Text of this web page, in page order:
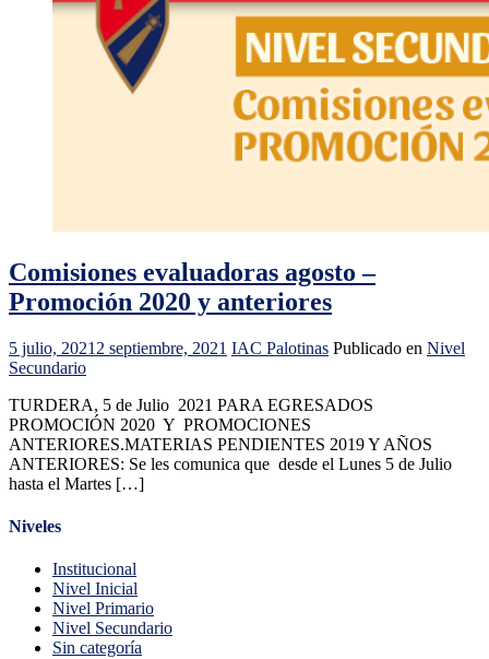
Comisiones evaluadoras agosto –
Promoción 2020 y anteriores
5 julio, 2021 2 septiembre, 2021 IAC Palotinas Publicado en Nivel
Secundario
TURDERA, 5 de Julio 2021 PARA EGRESADOS
PROMOCIÓN 2020 Y PROMOCIONES
ANTERIORES.MATERIAS PENDIENTES 2019 Y AÑOS
ANTERIORES: Se les comunica que desde el Lunes 5 de Julio
hasta el Martes […]
Niveles
Institucional
Nivel Inicial
Nivel Primario
Nivel Secundario
Sin categoría